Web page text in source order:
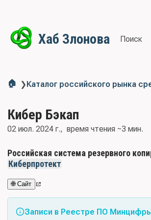
Хаб Злонова Поиск
🏠 ❯Каталог российского рынка
Кибер Бэкап
02 июл. 2024 г. время чтения ~3 мин.
Российская система резервного
Киберпротект
🌐 Сайт
Записи в Реестре ПО